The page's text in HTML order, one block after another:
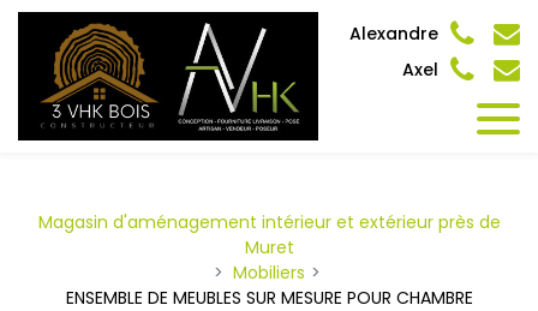
Alexandre
Axel
Magasin d'aménagement intérieur et extérieur près de
Muret
Mobiliers
ENSEMBLE DE MEUBLES SUR MESURE POUR CHAMBRE
Panneau de gestion des cookies